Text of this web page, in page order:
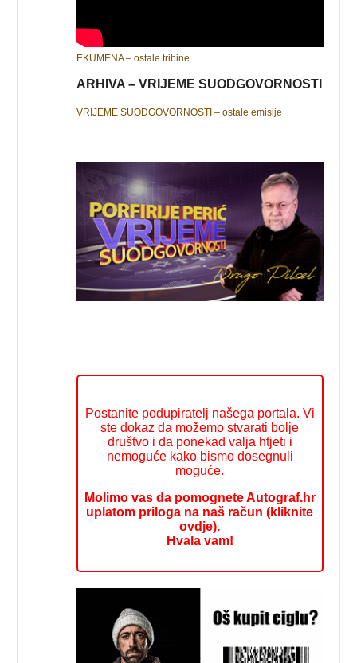
EKUMENA – ostale tribine
ARHIVA – VRIJEME SUODGOVORNOSTI
VRIJEME SUODGOVORNOSTI – ostale emisije
Postanite podupiratelj našega portala. Vi
ste dokaz da možemo stvarati bolje
društvo i da ponekad valja htjeti i
nemoguće kako bismo dosegnuli
moguće.
Molimo vas da pomognete Autograf.hr
uplatom priloga na naš račun (kliknite
ovdje).
Hvala vam!